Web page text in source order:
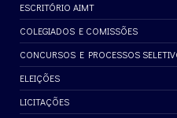
ESCRITÓRIO AIMT
COLEGIADOS E COMISSÕES
CONCURSOS E PROCESSOS
ELEIÇÕES
LICITAÇÕES